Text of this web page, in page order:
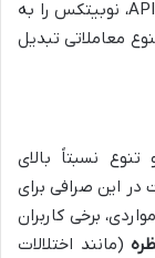
استیکینگ، استخر مشارکت و قابلیت معامله با API، نوبیتکس را به
معاملاتی تبدیل
تنوع نسبتاً بالای
در این صرافی برای
برخی کاربران
(مانند اختلالات